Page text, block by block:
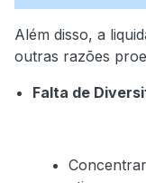
Além disso, a
outras razões
Falta de